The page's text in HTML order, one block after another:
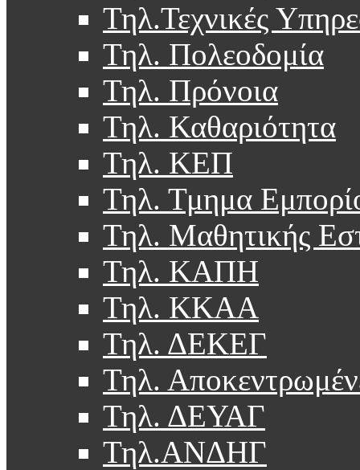
Τηλ.Τεχνικές
Τηλ. Πολεοδομία
Τηλ. Πρόνοια
Τηλ. Καθαριότητα
Τηλ. ΚΕΠ
Τηλ. Τμημα
Τηλ. Μαθητικής
Τηλ. ΚΑΠΗ
Τηλ. ΚΚΑΑ
Τηλ. ΔΕΚΕΓ
Τηλ.
Τηλ. ΔΕΥΑΓ
Τηλ.ΑΝΔΗΓ